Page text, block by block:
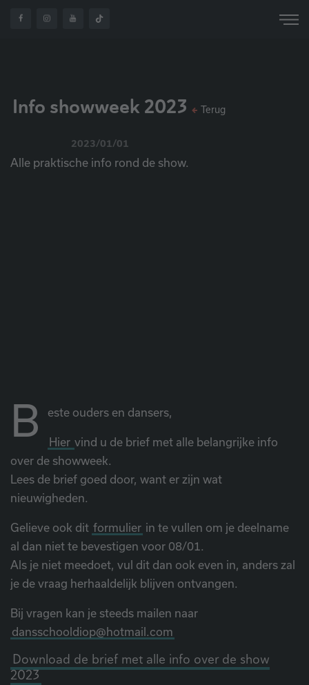
HOME OVER
Info showweek 2023
2023/01/01
Alle praktische info rond de show.
Terug
B este ouders en dansers,
Hier vind u de brief met alle belangrijke info
over de showweek.
Lees de brief goed door, want er zijn wat
nieuwigheden.
Gelieve ook dit formulier in te vullen om je deelname
al dan niet te bevestigen voor 08/01.
Als je niet meedoet, vul dit dan ook even in, anders zal
je de vraag herhaaldelijk blijven ontvangen.
Bij vragen kan je steeds mailen naar
dansschooldiop@hotmail.com
Download de brief met alle info over de show
2023